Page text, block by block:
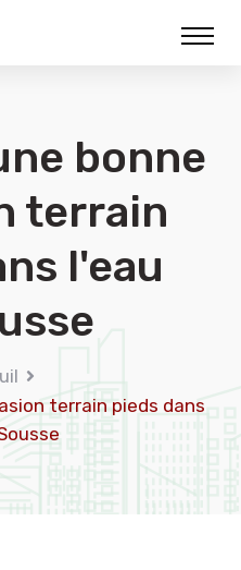
bonne
terrain
l'eau
terrain pieds dans